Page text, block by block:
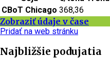
CBoT Chicago 368,36
Zobraziť údaje v čase
Pridať na web stránku
Najbližšie podujatia